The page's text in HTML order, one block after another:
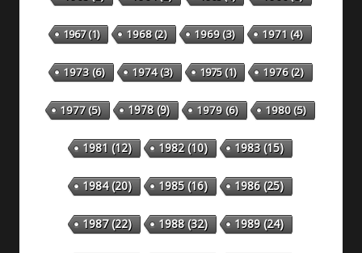
1967(1) 1968(2) 1969(3) 1971 (4)
1973(6) 1974(3) 1975(1) 1976(2)
1977(5) 1978(9) 1979(6) 1980(5)
1981 (12) 1982(10) 1983(15)
1984(20) 1985(16) 1986(25)
1987(22) 1988(32) 1989(24)